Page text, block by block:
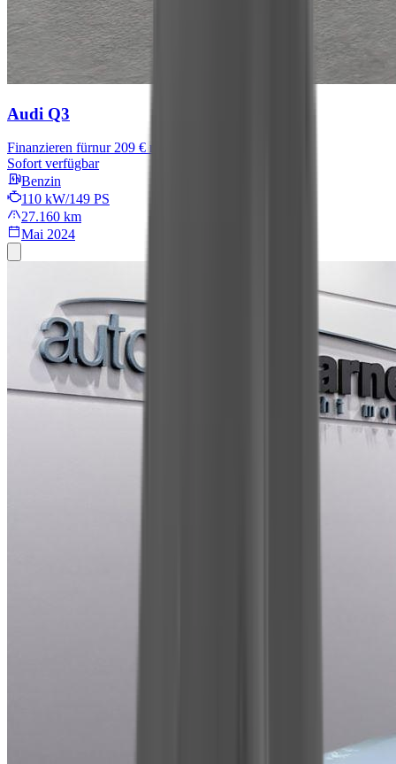
Audi Q3
Finanzieren fürnur 209 € mtl.
Sofort verfügbar
Benzin
110 kW/149 PS
27.160 km
Mai 2024